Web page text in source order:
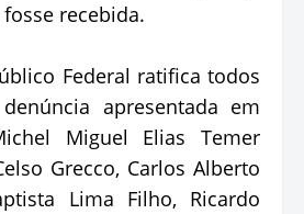
recebida.
Federal ratifica todos
apresentada em
Miguel Elias Temer
Grecco, Carlos Alberto
Lima Filho, Ricardo